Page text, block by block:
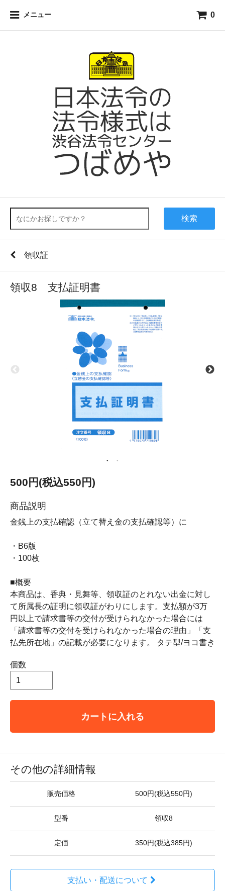
メニュー 0
検索
領収証
領収8 支払証明書
500円(税込550円)
商品説明
金銭上の支払確認（立て替え金の支払確認等）に
・B6版
・100枚
■概要
本商品は、香典・見舞等、領収証のとれない出金に対し
て所属長の証明に領収証がわりにします。支払額が3万
円以上で請求書等の交付が受けられなかった場合には
「請求書等の交付を受けられなかった場合の理由」「支
払先所在地」の記載が必要になります。 タテ型/ヨコ書き
個数
カートに入れる
その他の詳細情報
販売価格 500円(税込550円)
型番 領収8
定価 350円(税込385円)
支払い・配送について